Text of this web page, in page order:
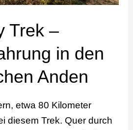
Trek –
in den
Anden
etwa 80 Kilometer
diesem Trek. Quer durch